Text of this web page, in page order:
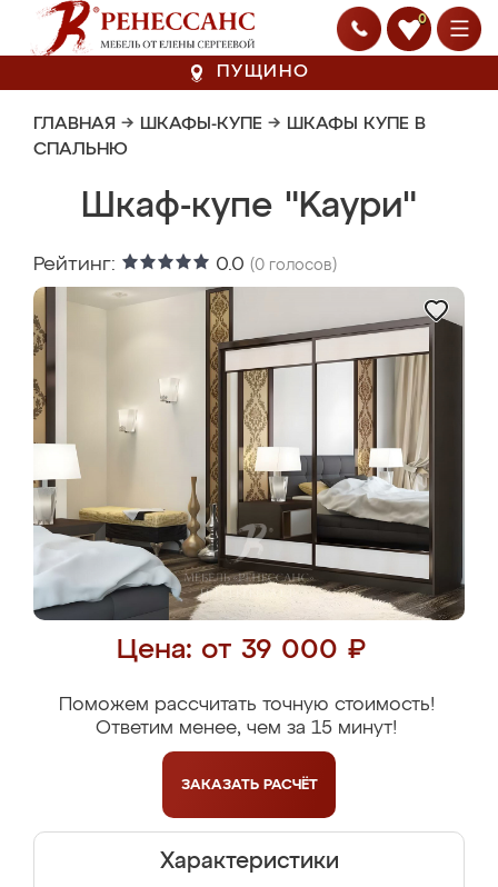
0
ПУЩИНО
ГЛАВНАЯ → ШКАФЫ-КУПЕ → ШКАФЫ КУПЕ В
СПАЛЬНЮ
Шкаф-купе "Kaури"
Рейтинг: 0.0 (0 голосов)
Цена: от 39 000 ₽
Поможем рассчитать точную стоимость!
Ответим менее, чем за 15 минут!
ЗАКАЗАТЬ РАСЧЁТ
Характеристики